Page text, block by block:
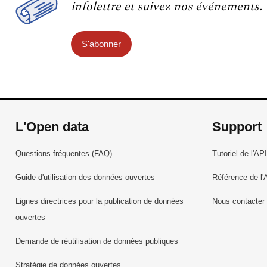
infolettre et suivez nos événements.
S'abonner
L'Open data
Questions fréquentes (FAQ)
Guide d'utilisation des données ouvertes
Lignes directrices pour la publication de données
ouvertes
Demande de réutilisation de données publiques
Stratégie de données ouvertes
Support
Tutoriel de l'API
Référence de
Nous contacter